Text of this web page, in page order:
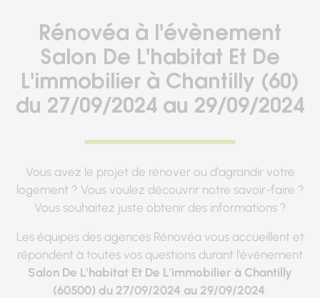
Rénovéa à l'évènement
Salon De L'habitat Et De
L'immobilier à Chantilly (60)
du 27/09/2024 au 29/09/2024
Vous avez le projet de rénover ou d'agrandir votre
logement ? Vous voulez découvrir notre savoir-faire ?
Vous souhaitez juste obtenir des informations ?
Les équipes des agences Rénovéa vous accueillent et
répondent à toutes vos questions durant l'événement
Salon De L'habitat Et De L'immobilier à Chantilly
(60500) du 27/09/2024 au 29/09/2024